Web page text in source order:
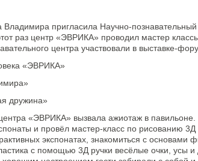
Владимира пригласила Научно-
раз центр «ЭВРИКА» проводил мастер
центра участвовали в выставке-
«ЭВРИКА»
дружина»
«ЭВРИКА» вызвала ажиотаж в
и провёл мастер-класс по рисованию 3Д
экспонатах, знакомиться с основами
с помощью 3Д ручки весёлые очки, усы и